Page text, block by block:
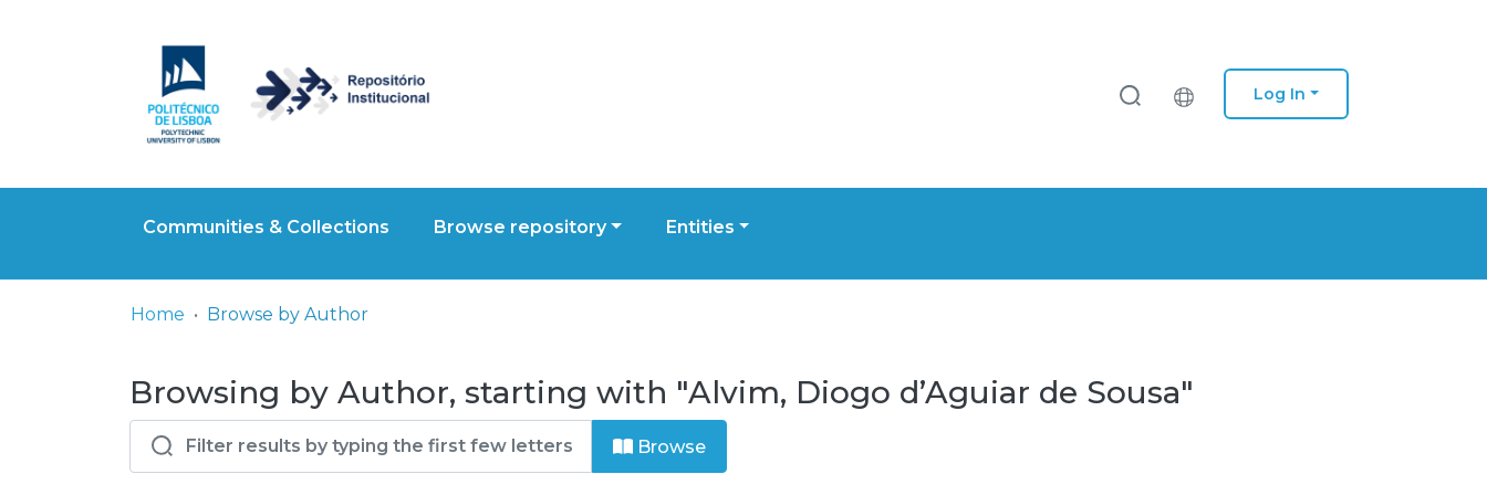
Log In
Communities & Collections Browse repository Entities
Home Browse by Author
Browsing by Author, starting with "Alvim, Diogo d’Aguiar de Sousa"
Browse